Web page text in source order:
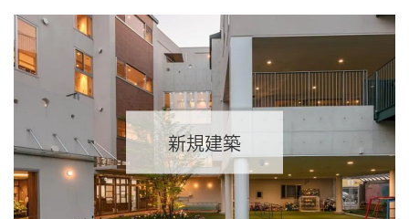
新規建築